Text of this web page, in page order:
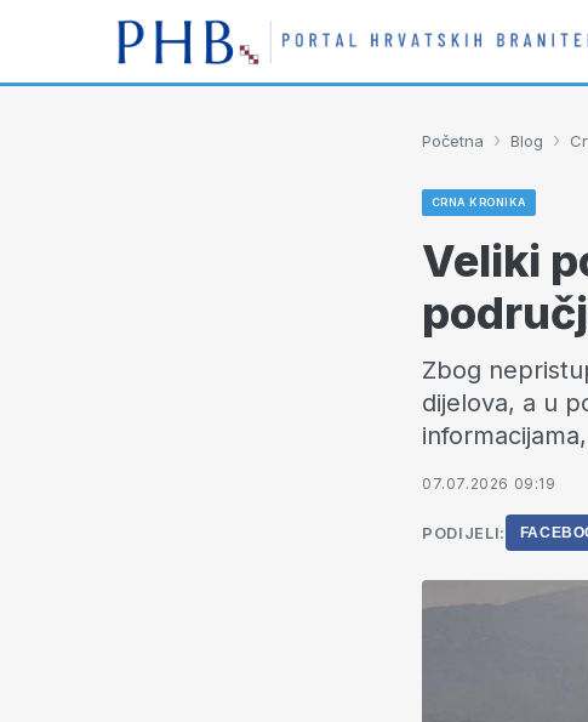
Početna › Blog ›
CRNA KRONIKA
Veliki
Zbog
dijelova, a u
07.07.2026 09:19
PODIJELI: